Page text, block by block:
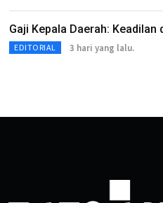
Gaji Kepala Daerah: Keadilan
EDITORIAL 3 hari yang lalu.